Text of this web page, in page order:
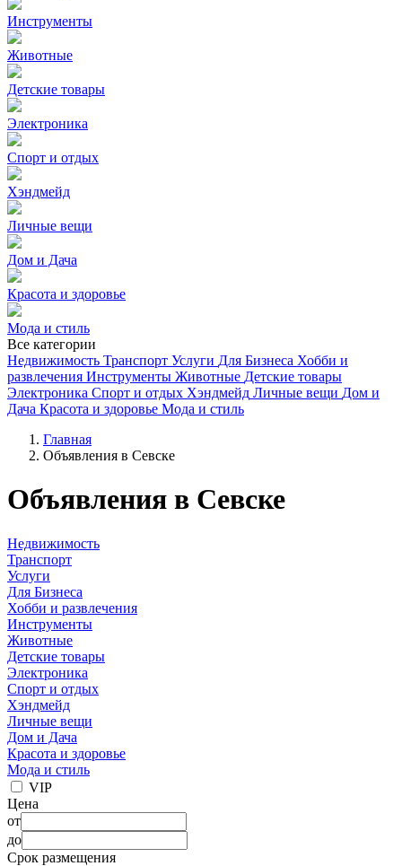
Инструменты
Животные
Детские товары
Электроника
Спорт и отдых
Хэндмейд
Личные вещи
Дом и Дача
Красота и здоровье
Мода и стиль
Все категории
Недвижимость Транспорт Услуги Для Бизнеса Хобби и
развлечения Инструменты Животные Детские товары
Электроника Спорт и отдых Хэндмейд Личные вещи Дом и
Дача Красота и здоровье Мода и стиль
Главная
Объявления в Севске
Объявления в Севске
Недвижимость
Транспорт
Услуги
Для Бизнеса
Хобби и развлечения
Инструменты
Животные
Детские товары
Электроника
Спорт и отдых
Хэндмейд
Личные вещи
Дом и Дача
Красота и здоровье
Мода и стиль
VIP
Цена
от
до
Срок размещения